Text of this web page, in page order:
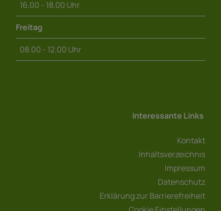
16.00 - 18.00 Uhr
Freitag
08.00 - 12.00 Uhr
Interessante Links
Kontakt
Inhaltsverzeichnis
Impressum
Datenschutz
Erklärung zur Barrierefreiheit